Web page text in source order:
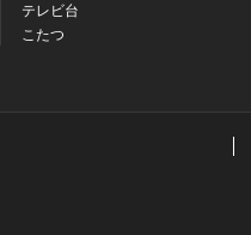
テレビ台
こたつ